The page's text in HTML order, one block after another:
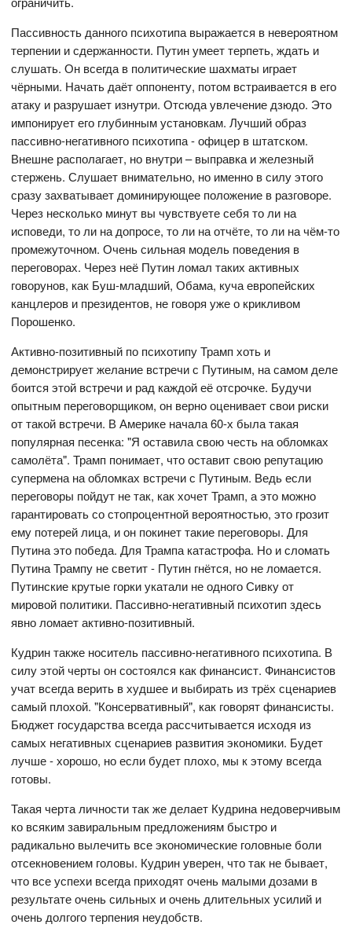
Пассивность данного психотипа выражается в невероятном
терпении и сдержанности. Путин умеет терпеть, ждать и
слушать. Он всегда в политические шахматы играет
чёрными. Начать даёт оппоненту, потом встраивается в его
атаку и разрушает изнутри. Отсюда увлечение дзюдо. Это
импонирует его глубинным установкам. Лучший образ
пассивно-негативного психотипа - офицер в штатском.
Внешне располагает, но внутри – выправка и железный
стержень. Слушает внимательно, но именно в силу этого
сразу захватывает доминирующее положение в разговоре.
Через несколько минут вы чувствуете себя то ли на
исповеди, то ли на допросе, то ли на отчёте, то ли на чём-то
промежуточном. Очень сильная модель поведения в
переговорах. Через неё Путин ломал таких активных
говорунов, как Буш-младший, Обама, куча европейских
канцлеров и президентов, не говоря уже о крикливом
Порошенко.
Активно-позитивный по психотипу Трамп хоть и
демонстрирует желание встречи с Путиным, на самом деле
боится этой встречи и рад каждой её отсрочке. Будучи
опытным переговорщиком, он верно оценивает свои риски
от такой встречи. В Америке начала 60-х была такая
популярная песенка: "Я оставила свою честь на обломках
самолёта". Трамп понимает, что оставит свою репутацию
супермена на обломках встречи с Путиным. Ведь если
переговоры пойдут не так, как хочет Трамп, а это можно
гарантировать со стопроцентной вероятностью, это грозит
ему потерей лица, и он покинет такие переговоры. Для
Путина это победа. Для Трампа катастрофа. Но и сломать
Путина Трампу не светит - Путин гнётся, но не ломается.
Путинские крутые горки укатали не одного Сивку от
мировой политики. Пассивно-негативный психотип здесь
явно ломает активно-позитивный.
Кудрин также носитель пассивно-негативного психотипа. В
силу этой черты он состоялся как финансист. Финансистов
учат всегда верить в худшее и выбирать из трёх сценариев
самый плохой. "Консервативный", как говорят финансисты.
Бюджет государства всегда рассчитывается исходя из
самых негативных сценариев развития экономики. Будет
лучше - хорошо, но если будет плохо, мы к этому всегда
готовы.
Такая черта личности так же делает Кудрина недоверчивым
ко всяким завиральным предложениям быстро и
радикально вылечить все экономические головные боли
отсекновением головы. Кудрин уверен, что так не бывает,
что все успехи всегда приходят очень малыми дозами в
результате очень сильных и очень длительных усилий и
очень долгого терпения неудобств.